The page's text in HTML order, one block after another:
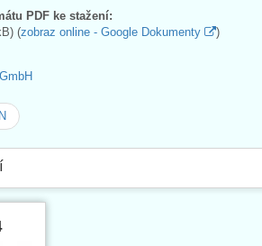
PDF ke stažení:
(zobraz online - Google Dokumenty )